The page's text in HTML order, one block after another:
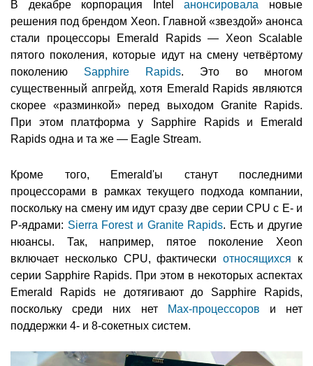
В декабре корпорация Intelанонсировала новые
решения под брендом Xeon. Главной «звездой» анонса
стали процессоры Emerald Rapids — Xeon Scalable
пятого поколения, которые идут на смену четвёртому
поколению Sapphire Rapids. Это во многом
существенный апгрейд, хотя Emerald Rapids являются
скорее «разминкой» перед выходом Granite Rapids.
При этом платформа у Sapphire Rapids и Emerald
Rapids одна и та же — Eagle Stream.
Кроме того, Emerald'ы станут последними
процессорами в рамках текущего подхода компании,
поскольку на смену им идут сразу две серии CPU с E- и
P-ядрами: Sierra Forest и Granite Rapids. Есть и другие
нюансы. Так, например, пятое поколение Xeon
включает несколько CPU, фактическиотносящихся к
серии Sapphire Rapids. При этом в некоторых аспектах
Emerald Rapids не дотягивают до Sapphire Rapids,
поскольку среди них нет
Max-процессоров и нет
поддержки 4- и 8-сокетных систем.